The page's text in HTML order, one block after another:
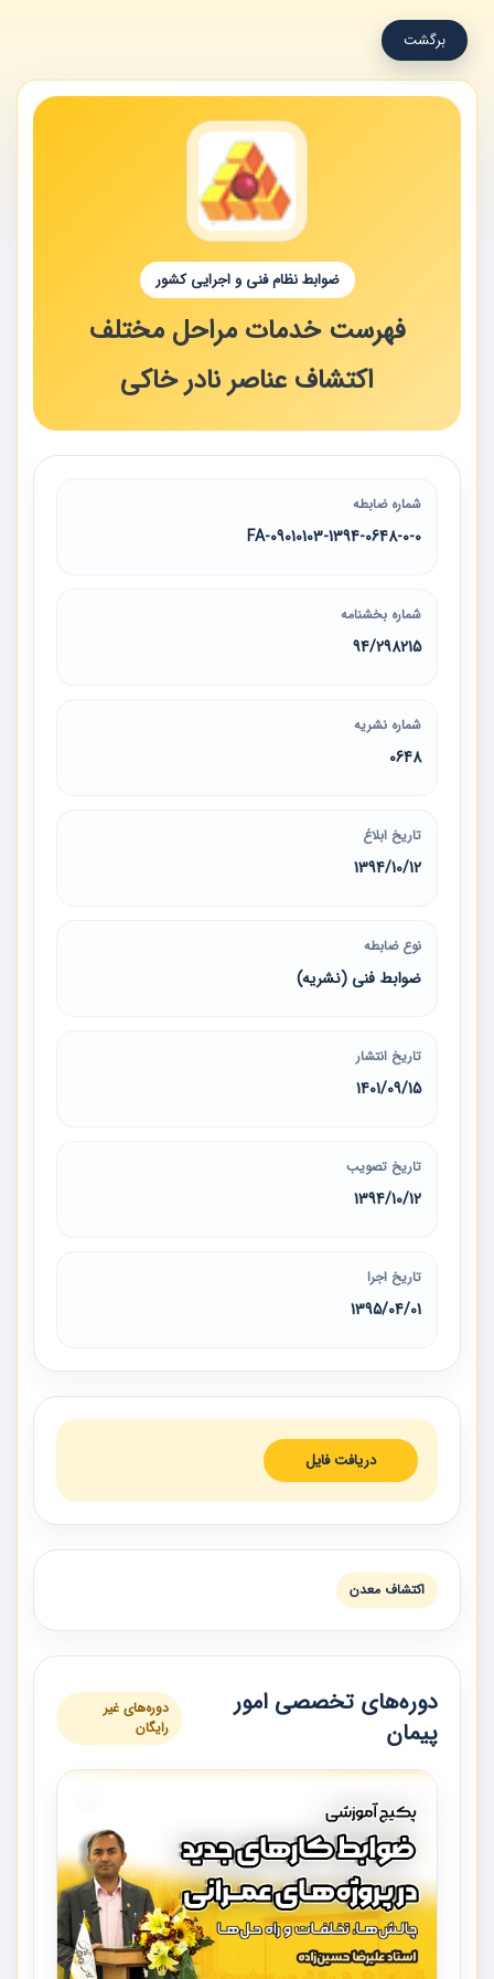
برگشت
ضوابط نظام فنی و اجرایی کشور
فهرست خدمات مراحل مختلف
اکتشاف عناصر نادر خاکی
شماره ضابطه
09010103-1394-0648-0-0-FA
شماره بخشنامه
94/298215
شماره نشریه
0648
تاریخ ابلاغ
1394/10/12
نوع ضابطه
ضوابط فنی (نشریه)
تاریخ انتشار
1401/09/15
تاریخ تصویب
1394/10/12
تاریخ اجرا
1395/04/01
دریافت فایل
اكتشاف معدن
دوره‌های تخصصی امور
پیمان
دوره‌های غیر
رایگان